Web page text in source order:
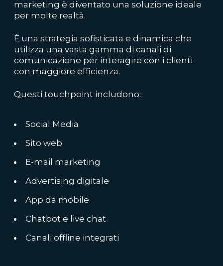
marketing è diventato una soluzione ideale
per molte realtà.
È una strategia sofisticata e dinamica che
utilizza una vasta gamma di canali di
comunicazione per interagire con i clienti
con maggiore efficienza.
Questi touchpoint includono:
Social Media
Sito web
E-mail marketing
Advertising digitale
App da mobile
Chatbot e live chat
Canali offline integrati